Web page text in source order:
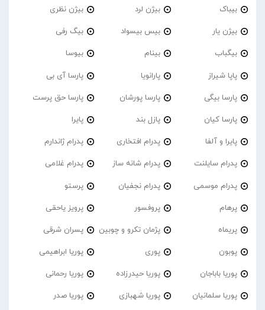
بیباک بیژن لرد بیژن نظری
بیژن یار بیس بیسواد بیگ رفی
بیگباب بینام بیوسا
پاپا شیراز پارانویا پارسا آی بی
پارسا بیگی پارسا پورشان پارسا حق پرست
پارسا کیان پازل بند پایرا
پایرا و آلفا پدرام افتخاری پدرام ژاندارم
پدرام‌ سایلنت پدرام شانه ساز پدرام غلامی
پدرام موسمی پدرام نجفیان پرستو
پرهام پروفسور پرویز یاحقی
پریماه پژمان تکرو و چوبین پسران شرقی
پوبون پوری پوریا ابراهیمی
پوریا باباجان پوریا حیدرزاده پوریا رحمانی
پوریا سلمانیان پوریا شهبازی پوریا صدر